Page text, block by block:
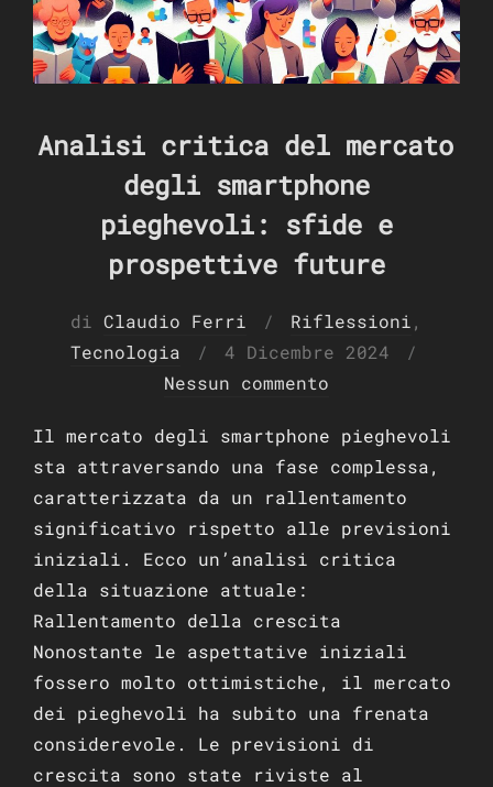
Analisi critica del mercato
degli smartphone
pieghevoli: sfide e
prospettive future
di Claudio Ferri Riflessioni,
Tecnologia
Pubblicato
il
4 Dicembre 2024
Nessun commento
Il mercato degli smartphone pieghevoli
sta attraversando una fase complessa,
caratterizzata da un rallentamento
significativo rispetto alle previsioni
iniziali. Ecco un’analisi critica
della situazione attuale:
Rallentamento della crescita
Nonostante le aspettative iniziali
fossero molto ottimistiche, il mercato
dei pieghevoli ha subito una frenata
considerevole. Le previsioni di
crescita sono state riviste al